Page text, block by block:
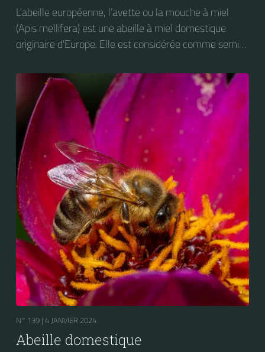
L'abeille européenne, l’avette ou la mouche à miel
(Apis mellifera) est une abeille à miel domestique
originaire d'Europe. Elle est considérée comme semi-
échelle pour produire du miel.
N° 139 | 4 JANVIER 2024
Abeille domestique